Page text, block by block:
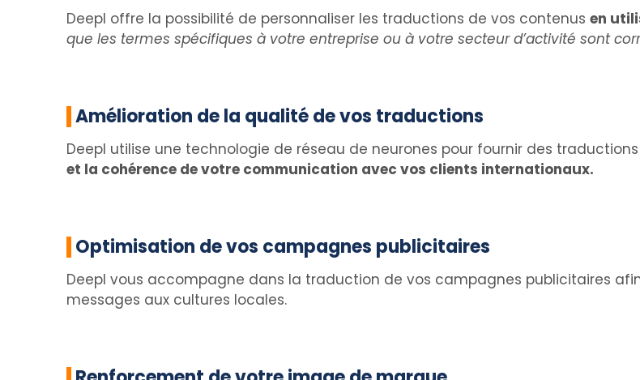
Deepl offre la possibilité de personnaliser les traductions de vos contenus en
que les termes spécifiques à votre entreprise ou à votre secteur d’activité sont
Amélioration de la qualité de vos traductions
Deepl utilise une technologie de réseau de neurones pour fournir des
et la cohérence de votre communication avec vos clients internationaux.
Optimisation de vos campagnes publicitaires
Deepl vous accompagne dans la traduction de vos campagnes publicitaires
messages aux cultures locales.